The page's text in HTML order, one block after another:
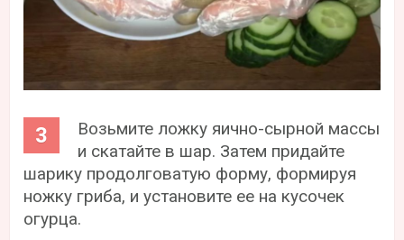
Возьмите ложку яично-сырной массы
и скатайте в шар. Затем придайте
шарику продолговатую форму, формируя
ножку гриба, и установите ее на кусочек
огурца.